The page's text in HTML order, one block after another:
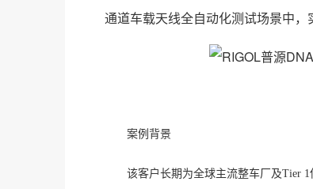
通道车载天线全自动化测试场景中，
案例背景
该客户长期为全球主流整车厂及Tier 1